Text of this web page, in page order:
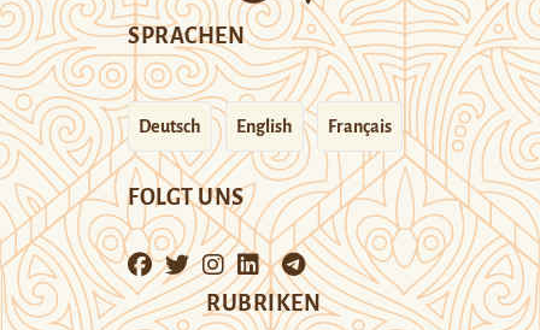
SPRACHEN
Deutsch English Français
FOLGT UNS
RUBRIKEN